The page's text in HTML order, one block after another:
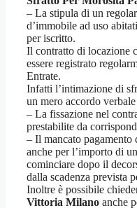
– La stipula di un
d’immobile ad uso
per iscritto.
Il contratto di locazione
essere registrato
Entrate.
Infatti l’intimazione di
un mero accordo
– La fissazione nel
prestabilite da
– Il mancato pagamento
anche per l’importo di
cominciare dopo il
dalla scadenza prevista
Inoltre è possibile
Vittoria Milano anche